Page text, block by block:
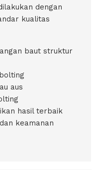
dengan
kualitas
baut struktur
aus
hasil terbaik
keamanan